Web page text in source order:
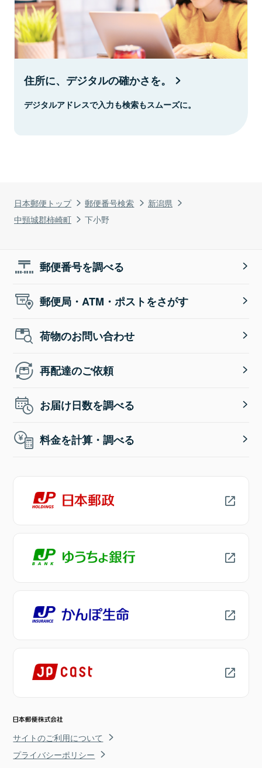
日本郵便トップ 郵便番号検索
新潟県
中頸城郡柿崎町
下小野
住所に、デジタルの確かさを。
デジタルアドレスで入力も検索もスムーズに。
郵便番号を調べる
郵便局・ATM・ポストをさがす
荷物のお問い合わせ
再配達のご依頼
お届け日数を調べる
料金を計算・調べる
サイトのご利用について
プライバシーポリシー